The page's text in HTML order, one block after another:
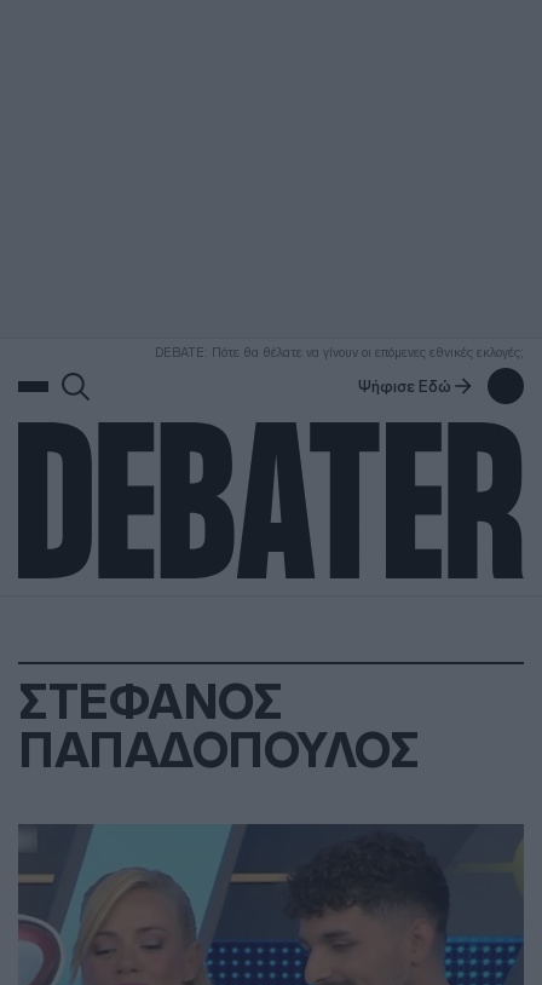
DEBATE: Πότε θα θέλατε να γίνουν οι επόμενες εθνικές εκλογές;
Ψήφισε Εδώ
ΣΤΕΦΑΝΟΣ
ΠΑΠΑΔΟΠΟΥΛΟΣ